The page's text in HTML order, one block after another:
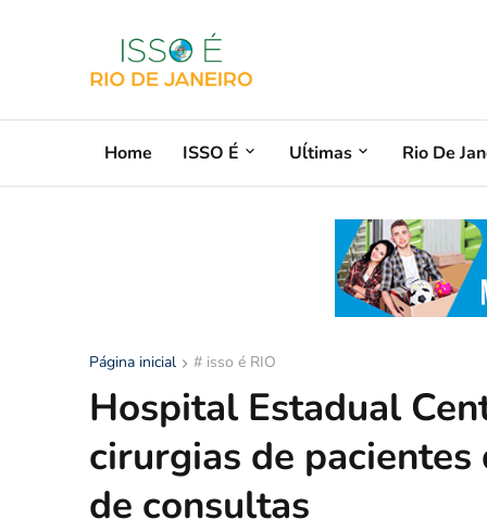
Home ISSO É Uĺtimas Rio De
Página inicial # isso é RIO
Hospital Estadual
cirurgias de
de consultas